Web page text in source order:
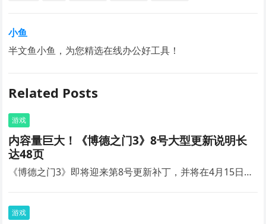
小鱼
半文鱼小鱼，为您精选在线办公好工具！
Related Posts
游戏
内容量巨大！《博德之门3》8号大型更新说明长
达48页
《博德之门3》即将迎来第8号更新补丁，并将在4月15日…
游戏